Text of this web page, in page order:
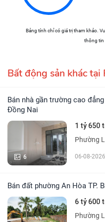
Bảng tính chỉ có giá trị tham khảo.
thông tin
Bất động sản khác
Bán nhà gần trường cao đẳng Lê Quý Đôn phường Long Hưng
Đồng Nai
6
1 tỷ 650
Phường
06-08-2026
Bán đất phường An Hòa TP.
6 tỷ 600
Phường